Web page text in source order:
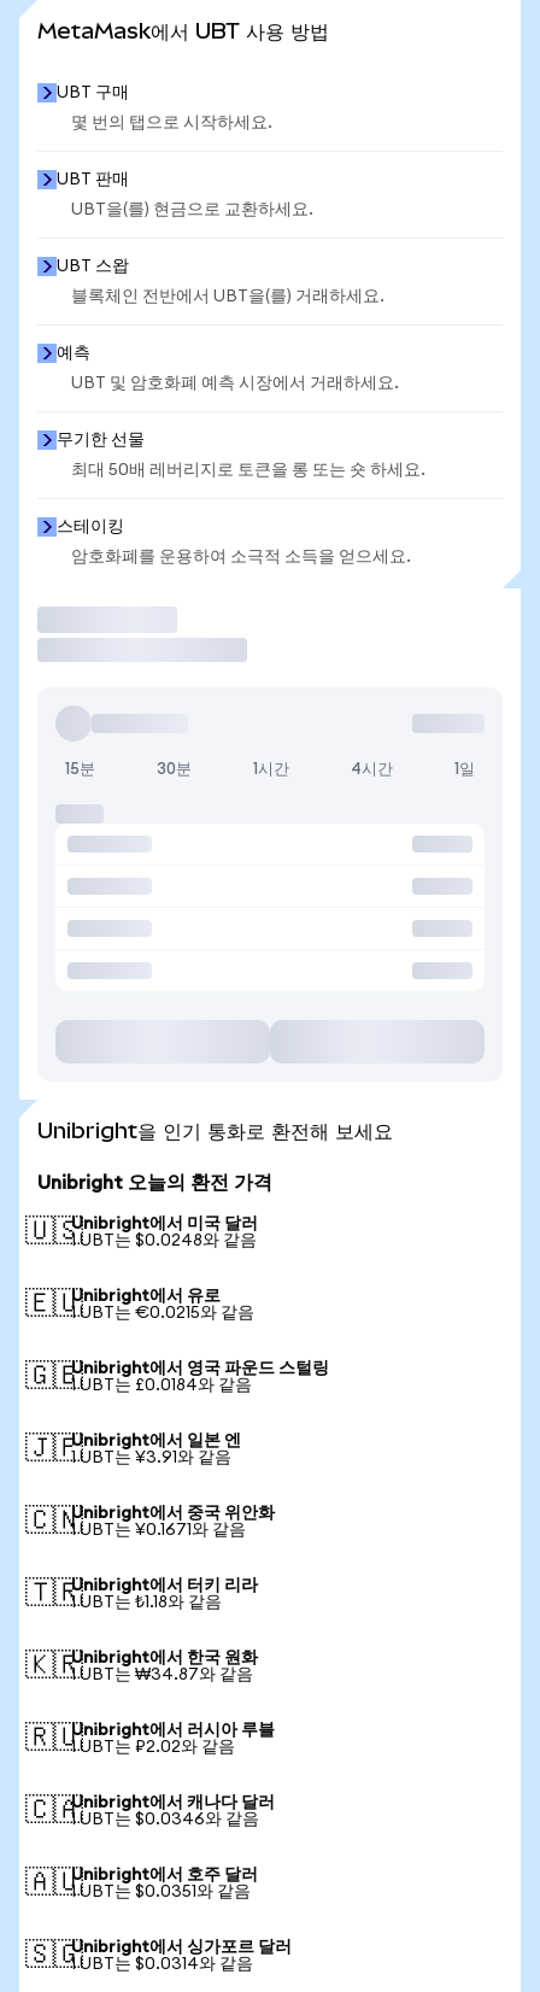
MetaMask에서 UBT 사용 방법
UBT 구매
몇 번의 탭으로 시작하세요.
UBT 판매
UBT을(를) 현금으로 교환하세요.
UBT 스왑
블록체인 전반에서 UBT을(를) 거래하세요.
예측
UBT 및 암호화폐 예측 시장에서 거래하세요.
무기한 선물
최대 50배 레버리지로 토큰을 롱 또는 숏 하세요.
스테이킹
암호화폐를 운용하여 소극적 소득을 얻으세요.
15분 30분 1시간 4시간 1일
Unibright을 인기 통화로 환전해 보세요
Unibright 오늘의 환전 가격
🇺🇸Unibright에서 미국 달러
1 UBT는 $0.0248와 같음
🇪🇺Unibright에서 유로
1 UBT는 €0.0215와 같음
🇬🇧Unibright에서 영국 파운드 스털링
1 UBT는 £0.0184와 같음
🇯🇵Unibright에서 일본 엔
1 UBT는 ¥3.91와 같음
🇨🇳Unibright에서 중국 위안화
1 UBT는 ¥0.1671와 같음
🇹🇷Unibright에서 터키 리라
1 UBT는 ₺1.18와 같음
🇰🇷Unibright에서 한국 원화
1 UBT는 ₩34.87와 같음
🇷🇺Unibright에서 러시아 루블
1 UBT는 ₽2.02와 같음
🇨🇦Unibright에서 캐나다 달러
1 UBT는 $0.0346와 같음
🇦🇺Unibright에서 호주 달러
1 UBT는 $0.0351와 같음
🇸🇬Unibright에서 싱가포르 달러
1 UBT는 $0.0314와 같음